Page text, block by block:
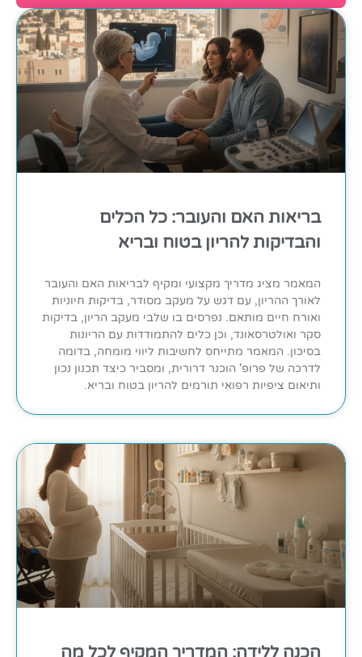
בריאות האם והעובר: כל הכלים
והבדיקות להריון בטוח ובריא
המאמר מציג מדריך מקצועי ומקיף לבריאות האם והעובר
לאורך ההריון, עם דגש על מעקב מסודר, בדיקות חיוניות
ואורח חיים מותאם. נפרסים בו שלבי מעקב הריון, בדיקות
סקר ואולטרסאונד, וכן כלים להתמודדות עם הריונות
בסיכון. המאמר מתייחס לחשיבות ליווי מומחה, בדומה
לדרכה של פרופ' הוכנר דרורית, ומסביר כיצד תכנון נכון
ותיאום ציפיות רפואי תורמים להריון בטוח ובריא.
הכנה ללידה: המדריך המקיף לכל מה